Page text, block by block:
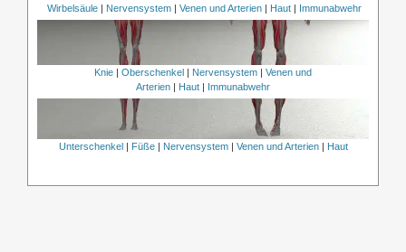
Wirbelsäule | Nervensystem | Venen und Arterien | Haut | Immunabwehr
Knie Oberschenkel Nervensystem
Venen und
Arterien
Haut Immunabwehr
Unterschenkel Füße| Nervensystem| Venen und Arterien| Haut